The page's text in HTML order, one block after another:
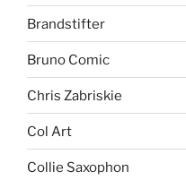
Brandstifter
Bruno Comic
Chris Zabriskie
Col Art
Collie Saxophon